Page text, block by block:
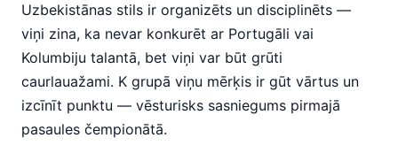
Uzbekistānas stils ir organizēts un disciplinēts —
viņi zina, ka nevar konkurēt ar Portugāli vai
Kolumbiju talantā, bet viņi var būt grūti
caurlauažami. K grupā viņu mērķis ir gūt vārtus un
izcīnīt punktu — vēsturisks sasniegums pirmajā
pasaules čempionātā.